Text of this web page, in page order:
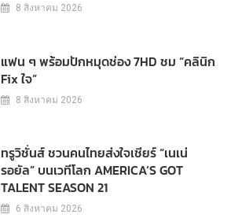
8 สิงหาคม 2026
แฟน ๆ พร้อมปักหมุดช่อง 7HD ชม “คลินิก
Fix ใจ”
8 สิงหาคม 2026
ทรูวิชั่นส์ ชวนคนไทยส่งใจเชียร์ “เนเน่
รอยัล” บนเวทีโลก AMERICA’S GOT
TALENT SEASON 21
6 สิงหาคม 2026